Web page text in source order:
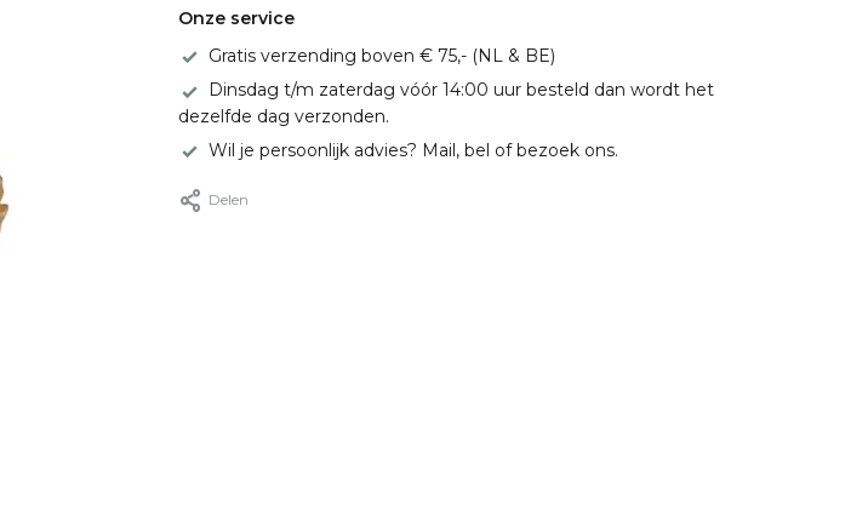
Onze service
Gratis verzending boven € 75,- (NL & BE)
Dinsdag t/m zaterdag vóór 14:00 uur besteld dan wordt het
dezelfde dag verzonden.
Wil je persoonlijk advies? Mail, bel of bezoek ons.
Delen